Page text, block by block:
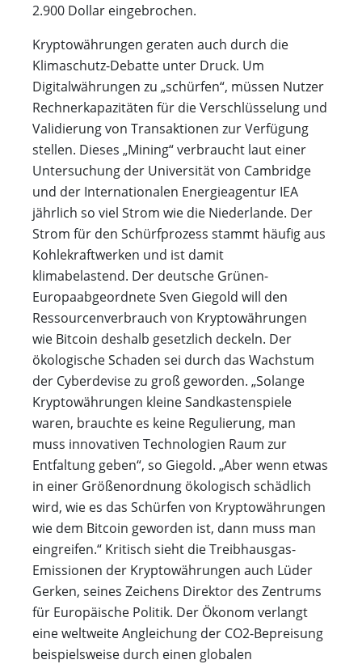
2.900 Dollar eingebrochen.
Kryptowährungen geraten auch durch die
Klimaschutz-Debatte unter Druck. Um
Digitalwährungen zu „schürfen“, müssen Nutzer
Rechnerkapazitäten für die Verschlüsselung und
Validierung von Transaktionen zur Verfügung
stellen. Dieses „Mining“ verbraucht laut einer
Untersuchung der Universität von Cambridge
und der Internationalen Energieagentur IEA
jährlich so viel Strom wie die Niederlande. Der
Strom für den Schürfprozess stammt häufig aus
Kohlekraftwerken und ist damit
klimabelastend. Der deutsche Grünen-
Europaabgeordnete Sven Giegold will den
Ressourcenverbrauch von Kryptowährungen
wie Bitcoin deshalb gesetzlich deckeln. Der
ökologische Schaden sei durch das Wachstum
der Cyberdevise zu groß geworden. „Solange
Kryptowährungen kleine Sandkastenspiele
waren, brauchte es keine Regulierung, man
muss innovativen Technologien Raum zur
Entfaltung geben“, so Giegold. „Aber wenn etwas
in einer Größenordnung ökologisch schädlich
wird, wie es das Schürfen von Kryptowährungen
wie dem Bitcoin geworden ist, dann muss man
eingreifen.“ Kritisch sieht die Treibhausgas-
Emissionen der Kryptowährungen auch Lüder
Gerken, seines Zeichens Direktor des Zentrums
für Europäische Politik. Der Ökonom verlangt
eine weltweite Angleichung der CO2-Bepreisung
beispielsweise durch einen globalen